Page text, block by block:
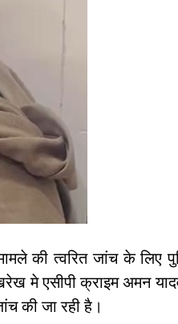
की त्वरित जांच के लिए
मे एसीपी क्राइम अमन
की जा रही है।